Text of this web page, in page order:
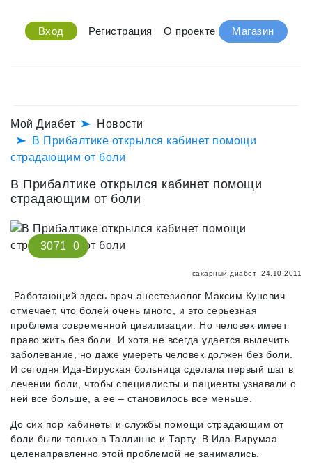
Вход Регистрация О проекте Магазин
Мой Диабет
Новости
В Прибалтике открылся кабинет помощи
страдающим от боли
В Прибалтике открылся кабинет помощи
страдающим от боли
3071 0
сахарный диабет 24.10.2011
Работающий здесь врач-анестезиолог Максим Куневич
отмечает, что болей очень много, и это серьезная
проблема современной цивилизации. Но человек имеет
право жить без боли. И хотя не всегда удается вылечить
заболевание, но даже умереть человек должен без боли.
И сегодня Ида-Вируская больница сделала первый шаг в
лечении боли, чтобы специалисты и пациенты узнавали о
ней все больше, а ее – становилось все меньше.
До сих пор кабинеты и службы помощи страдающим от
боли были только в Таллинне и Тарту. В Ида-Вирумаа
целенаправленно этой проблемой не занимались.